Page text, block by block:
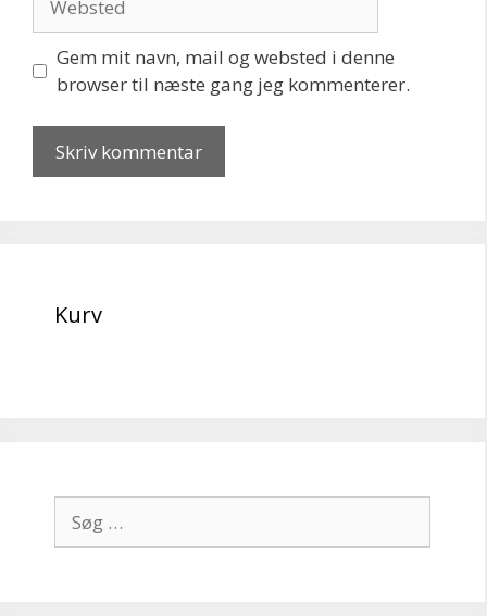
Gem mit navn, mail og websted i denne
browser til næste gang jeg kommenterer.
Kurv
efter: